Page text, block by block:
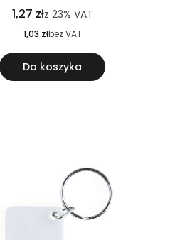
1,27 złz 23% VAT
1,03 złbez VAT
Do koszyka